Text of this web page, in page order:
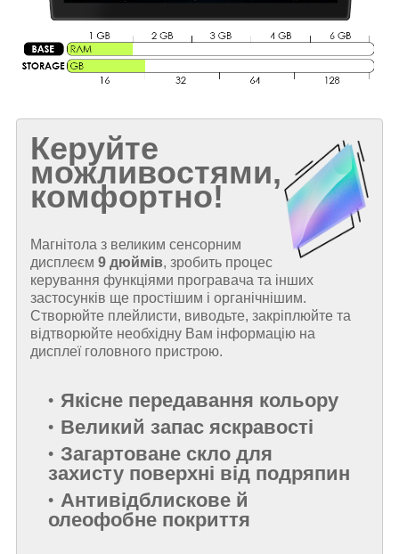
Керуйте
можливостями,
комфортно!
Магнітола з великим сенсорним
дисплеєм 9 дюймів, зробить процес
керування функціями програвача та інших
застосунків ще простішим і органічнішим.
Створюйте плейлисти, виводьте, закріплюйте та
відтворюйте необхідну Вам інформацію на
дисплеї головного пристрою.
Якісне передавання кольору
Великий запас яскравості
Загартоване скло для
захисту поверхні від подряпин
Антивідблискове й
олеофобне покриття